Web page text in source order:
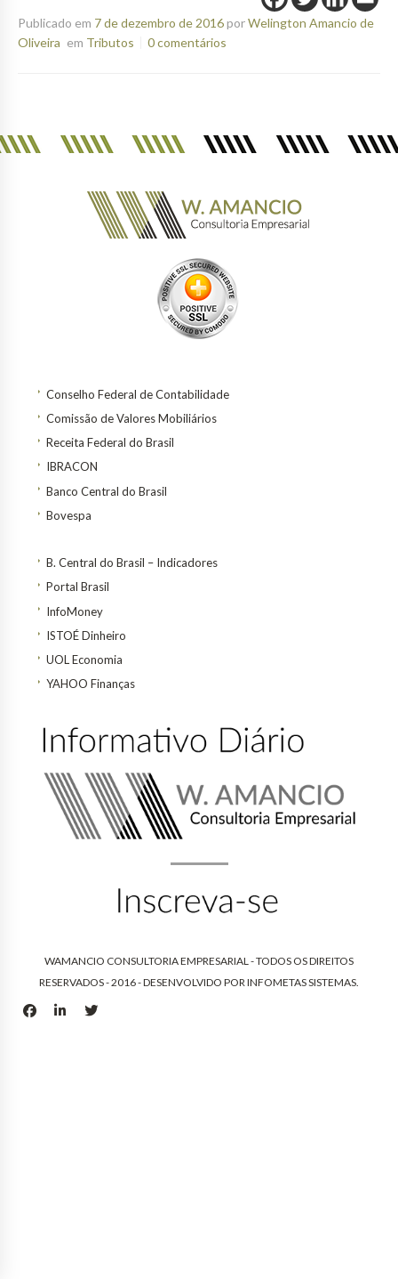
Publicado em 7 de dezembro de 2016porWelington Amancio de
Oliveira em Tributos 0 comentários
Conselho Federal de Contabilidade
Comissão de Valores Mobiliários
Receita Federal do Brasil
IBRACON
Banco Central do Brasil
Bovespa
B. Central do Brasil – Indicadores
Portal Brasil
InfoMoney
ISTOÉ Dinheiro
UOL Economia
YAHOO Finanças
WAMANCIO CONSULTORIA EMPRESARIAL - TODOS OS DIREITOS
RESERVADOS - 2016 - DESENVOLVIDO POR INFOMETAS SISTEMAS